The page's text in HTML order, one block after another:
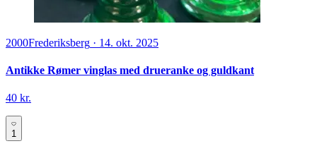
2000Frederiksberg · 14. okt. 2025
Antikke Rømer vinglas med drueranke og guldkant
40 kr.
1